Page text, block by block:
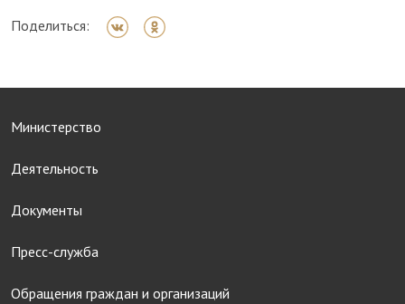
Поделиться:
Министерство
Деятельность
Документы
Пресс-служба
Обращения граждан и организаций